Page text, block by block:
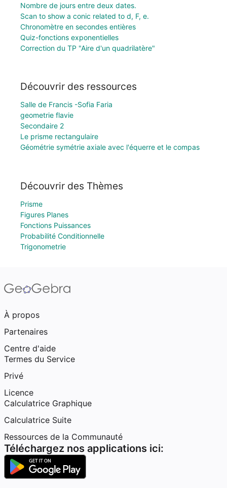
Nombre de jours entre deux dates.
Scan to show a conic related to d, F, e.
Chronomètre en secondes entières
Quiz-fonctions exponentielles
Correction du TP "Aire d'un quadrilatère"
Découvrir des ressources
Salle de Francis -Sofia Faria
geometrie flavie
Secondaire 2
Le prisme rectangulaire
Géométrie symétrie axiale avec l'équerre et le compas
Découvrir des Thèmes
Prisme
Figures Planes
Fonctions Puissances
Probabilité Conditionnelle
Trigonometrie
À propos
Partenaires
Centre d'aide
Termes du Service
Privé
Licence
Calculatrice Graphique
Calculatrice Suite
Ressources de la Communauté
Téléchargez nos applications ici: